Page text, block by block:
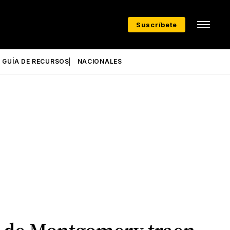
Suscríbete
GUÍA DE RECURSOS NACIONALES